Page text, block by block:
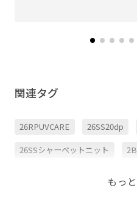
関連タグ
26RPUVCARE 26SS20dp
26SSシャーベットニット
もっ